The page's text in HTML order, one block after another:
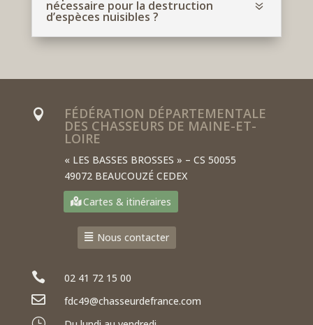
nécessaire pour la destruction
d’espèces nuisibles ?
7
 FÉDÉRATION DÉPARTEMENTALE
DES CHASSEURS DE MAINE-ET-
LOIRE
« LES BASSES BROSSES » – CS 50055
49072 BEAUCOUZÉ CEDEX
Cartes & itinéraires
Nous contacter
 02 41 72 15 00
 fdc49@chasseurdefrance.com